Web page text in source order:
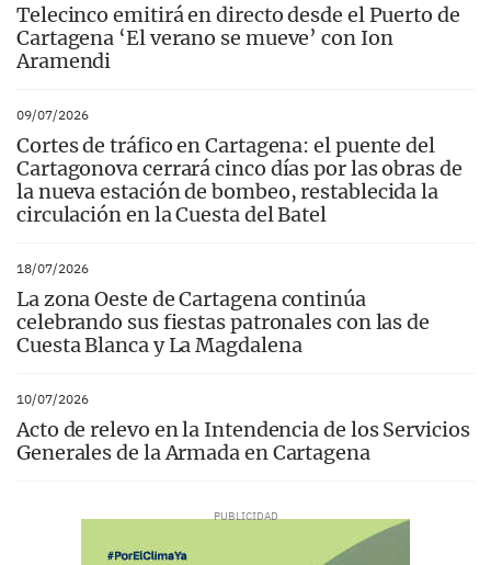
Telecinco emitirá en directo desde el Puerto de
Cartagena ‘El verano se mueve’ con Ion
Aramendi
09/07/2026
Cortes de tráfico en Cartagena: el puente del
Cartagonova cerrará cinco días por las obras de
la nueva estación de bombeo, restablecida la
circulación en la Cuesta del Batel
18/07/2026
La zona Oeste de Cartagena continúa
celebrando sus fiestas patronales con las de
Cuesta Blanca y La Magdalena
10/07/2026
Acto de relevo en la Intendencia de los Servicios
Generales de la Armada en Cartagena